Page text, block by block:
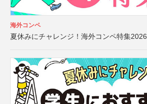
海外コンペ
夏休みにチャレンジ！海外コンペ特集2026